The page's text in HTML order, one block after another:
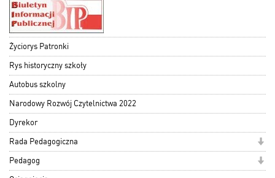
Życiorys Patronki
Rys historyczny szkoły
Autobus szkolny
Narodowy Rozwój Czytelnictwa 2022
Dyrekor
Rada Pedagogiczna
Pedagog